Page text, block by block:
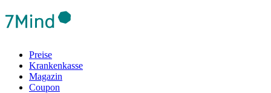
Preise
Krankenkasse
Magazin
Coupon